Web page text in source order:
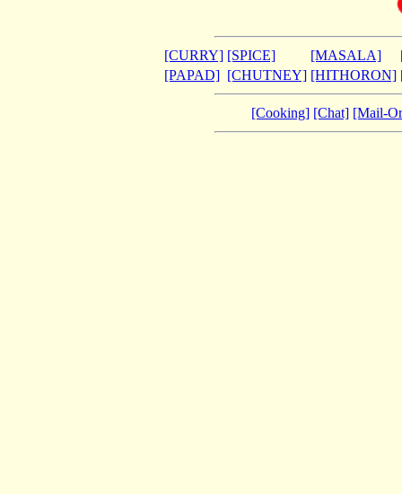
[CURRY] [SPICE] [MASALA]
[PAPAD] [CHUTNEY] [HITHORON]
[Cooking] [Chat] [Mail-